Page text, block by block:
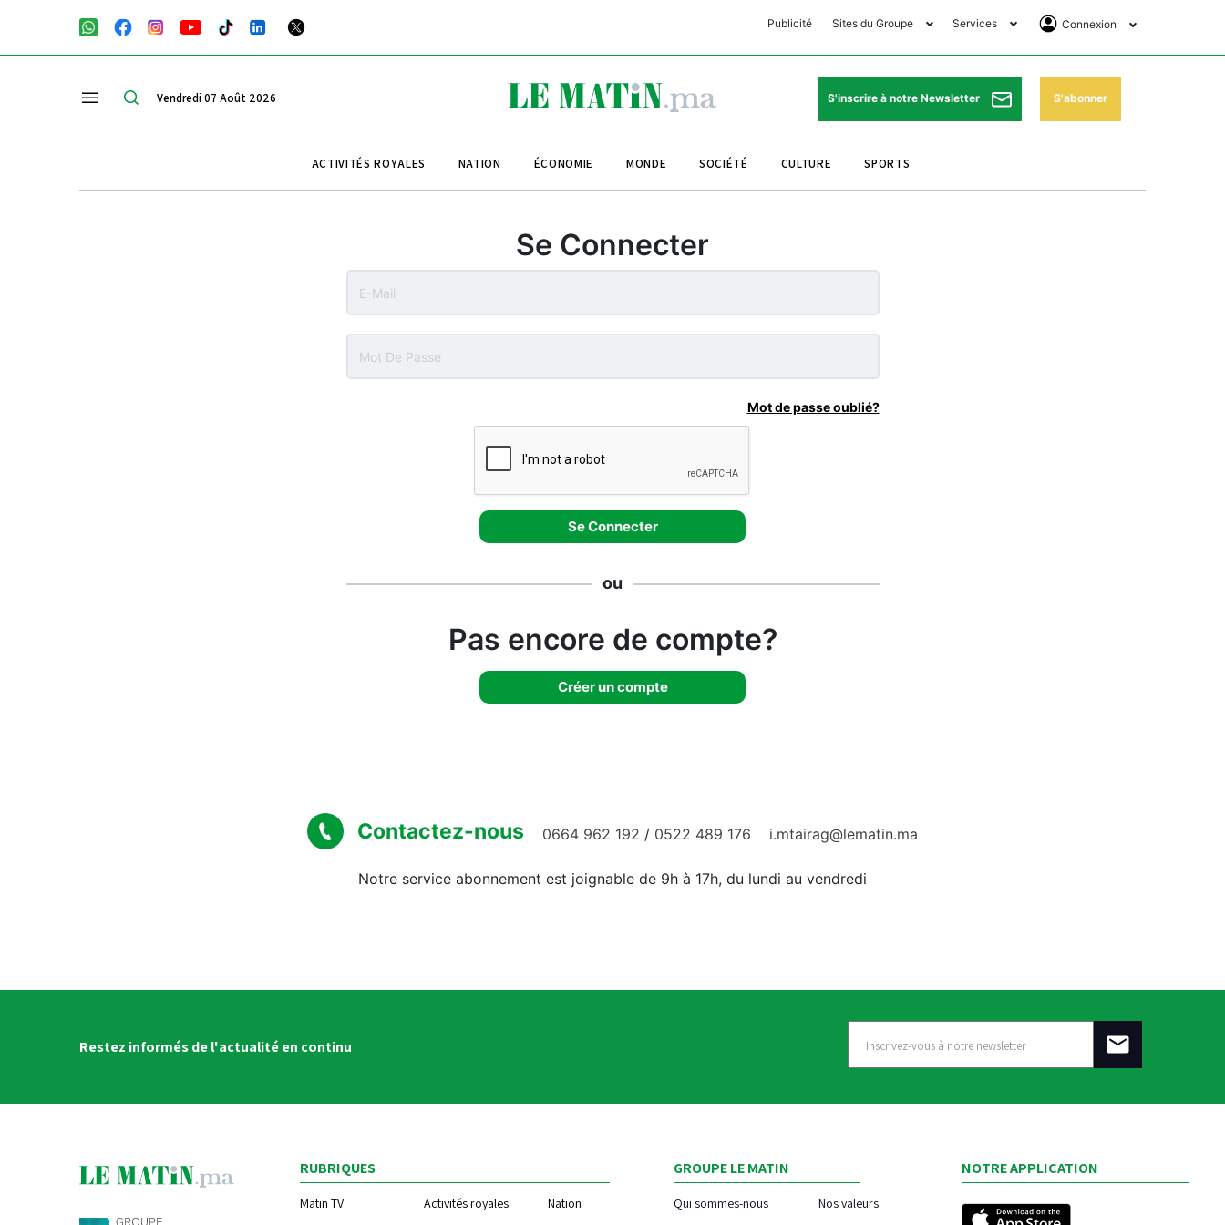
Publicité Sites du Groupe
Club Avantages
Le Matin Sports
Le Matin Store
Services
Horaires de prières
Pharmacies de garde
Programme TV
Connexion
Se Connecter
Abonnement
Vendredi 07 Août 2026 S'inscrire à notre Newsletter S'abonner
ACTIVITÉS ROYALES NATION ÉCONOMIE MONDE SOCIÉTÉ CULTURE SPORTS
Se Connecter
Mot de passe oublié?
ou
Pas encore de compte?
Créer un compte
Contactez-nous 0664 962 192 / 0522 489 176 i.mtairag@lematin.ma
Notre service abonnement est joignable de 9h à 17h, du lundi au vendredi
Restez informés de l'actualité en continu
RUBRIQUES
Matin TV Activités royales
Nation
GROUPE LE MATIN
Qui sommes-nous Nos valeurs
NOTRE APPLICATION